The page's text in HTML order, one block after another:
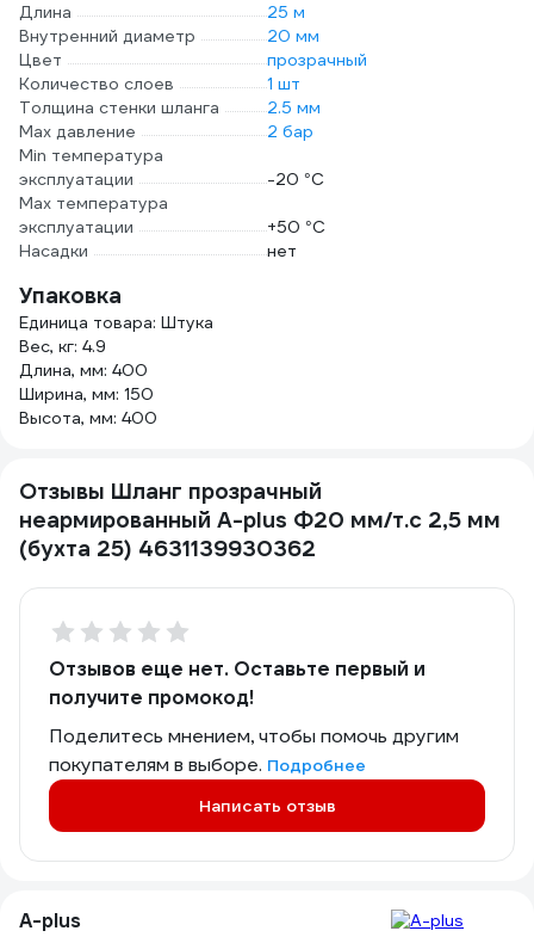
Длина
25 м
Внутренний диаметр
20 мм
Цвет
прозрачный
Количество слоев
1 шт
Толщина стенки шланга
2.5 мм
Max давление
2 бар
Min температура
эксплуатации
-20 °С
Мах температура
эксплуатации
+50 °С
Насадки
нет
Упаковка
Единица товара: Штука
Вес, кг: 4.9
Длина, мм: 400
Ширина, мм: 150
Высота, мм: 400
Отзывы Шланг прозрачный
неармированный A-plus Ф20 мм/т.с 2,5 мм
(бухта 25) 4631139930362
Отзывов еще нет. Оставьте первый и
получите промокод!
Поделитесь мнением, чтобы помочь другим
покупателям в выборе. Подробнее
Написать отзыв
A-plus